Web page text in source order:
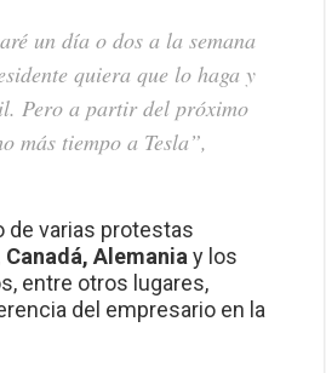
un día o dos a la semana
quiera que lo haga y
Pero a partir del próximo
más tiempo a Tesla”,
de varias protestas
Alemaniay los
entre otros lugares,
del empresario en la